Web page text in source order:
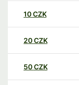
10CZK
20CZK
50CZK